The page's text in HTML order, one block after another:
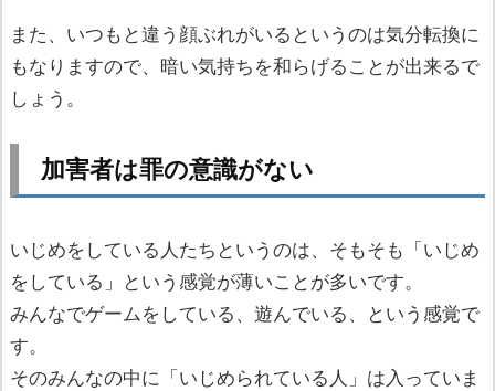
また、いつもと違う顔ぶれがいるというのは気分転換に
もなりますので、暗い気持ちを和らげることが出来るで
しょう。
加害者は罪の意識がない
いじめをしている人たちというのは、そもそも「いじめ
をしている」という感覚が薄いことが多いです。
みんなでゲームをしている、遊んでいる、という感覚で
す。
そのみんなの中に「いじめられている人」は入っていま